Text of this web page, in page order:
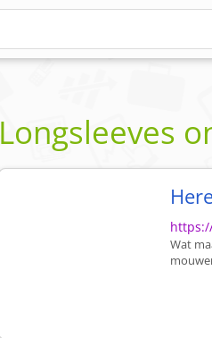
Longsleeves
Wat